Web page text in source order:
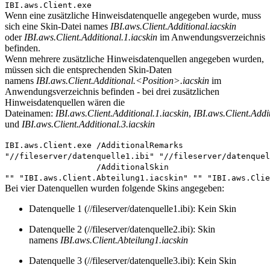
IBI.aws.Client.exe
Wenn eine zusätzliche Hinweisdatenquelle angegeben wurde, muss
sich eine Skin-Datei names IBI.aws.Client.Additional.iacskin
oder IBI.aws.Client.Additional.1.iacskin im Anwendungsverzeichnis
befinden.
Wenn mehrere zusätzliche Hinweisdatenquellen angegeben wurden,
müssen sich die entsprechenden Skin-Daten
namens IBI.aws.Client.Additional.<Position>.iacskin im
Anwendungsverzeichnis befinden - bei drei zusätzlichen
Hinweisdatenquellen wären die
Dateinamen: IBI.aws.Client.Additional.1.iacskin,
und IBI.aws.Client.Additional.3.iacskin
IBI.aws.Client.exe /AdditionalRemarks
"//fileserver/datenquelle1.ibi"
"//fileserver/
/AdditionalSkin
""
"IBI.aws.Client.Abteilung1.iacskin" ""
Bei vier Datenquellen wurden folgende Skins angegeben:
Datenquelle 1 (//fileserver/datenquelle1.ibi): Kein Skin
Datenquelle 2 (//fileserver/datenquelle2.ibi): Skin
namens IBI.aws.Client.Abteilung1.iacskin
Datenquelle 3 (//fileserver/datenquelle3.ibi): Kein Skin